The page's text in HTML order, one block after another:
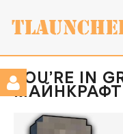
YOU’RE IN
МАЙНКРАФТ